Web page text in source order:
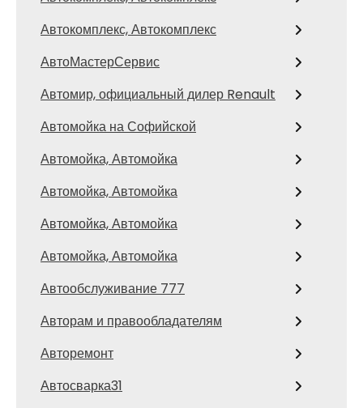
Автокомплекс, Автокомплекс
АвтоМастерСервис
Автомир, официальный дилер Renault
Автомойка на Софийской
Автомойка, Автомойка
Автомойка, Автомойка
Автомойка, Автомойка
Автомойка, Автомойка
Автообслуживание 777
Авторам и правообладателям
Авторемонт
Автосварка31